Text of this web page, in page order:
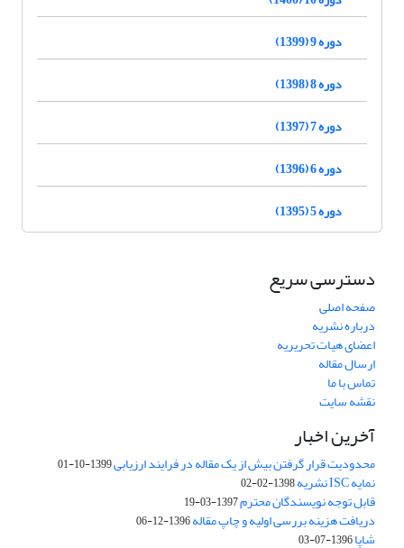
دوره 9 (1399)
دوره 8 (1398)
دوره 7 (1397)
دوره 6 (1396)
دوره 5 (1395)
دسترسی سریع
صفحه اصلی
درباره نشریه
اعضای هیات تحریریه
ارسال مقاله
تماس با ما
نقشه سایت
آخرین اخبار
محدودیت قرار گرفتن بیش از یک مقاله در فرایند ارزیابی1399-10-01
نمایه ISC نشریه 1398-02-02
قابل توجه نویسندگان محترم1397-03-19
دریافت هزینه بررسی اولیه و چاپ مقاله1396-12-06
شاپا1396-07-03